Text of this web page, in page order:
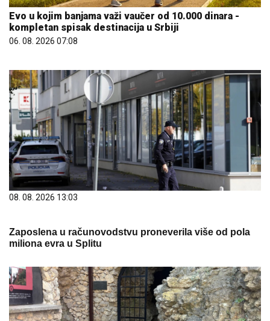
Evo u kojim banjama važi vaučer od 10.000 dinara -
kompletan spisak destinacija u Srbiji
06. 08. 2026 07:08
08. 08. 2026 13:03
Zaposlena u računovodstvu proneverila više od pola
miliona evra u Splitu